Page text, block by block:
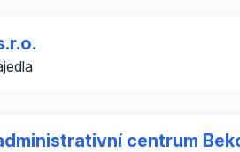
centrum